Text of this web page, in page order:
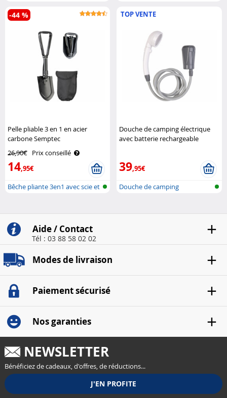
docum..
Pelle pliable 3 en 1 en acier
carbone Semptec
26,90€ Prix conseillé
14,95€
-44 %
Bêche pliante 3en1 avec scie et
TOP VENTE
Douche de camping électrique
avec batterie rechargeable
39,95€
Douche de camping
Aide / Contact
Tél : 03 88 58 02 02
Modes de livraison
Paiement sécurisé
Nos garanties
NEWSLETTER
Bénéficiez de cadeaux, d'offres, de réductions...